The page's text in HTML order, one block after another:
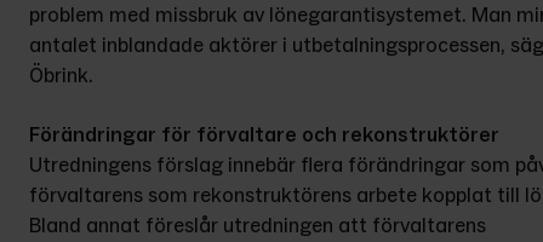
problem med missbruk av lönegarantisystemet. Man
antalet inblandade aktörer i utbetalningsprocessen,
Öbrink.
Förändringar för förvaltare och rekonstruktörer
Utredningens förslag innebär flera förändringar som
förvaltarens som rekonstruktörens arbete kopplat till
Bland annat föreslår utredningen att förvaltarens